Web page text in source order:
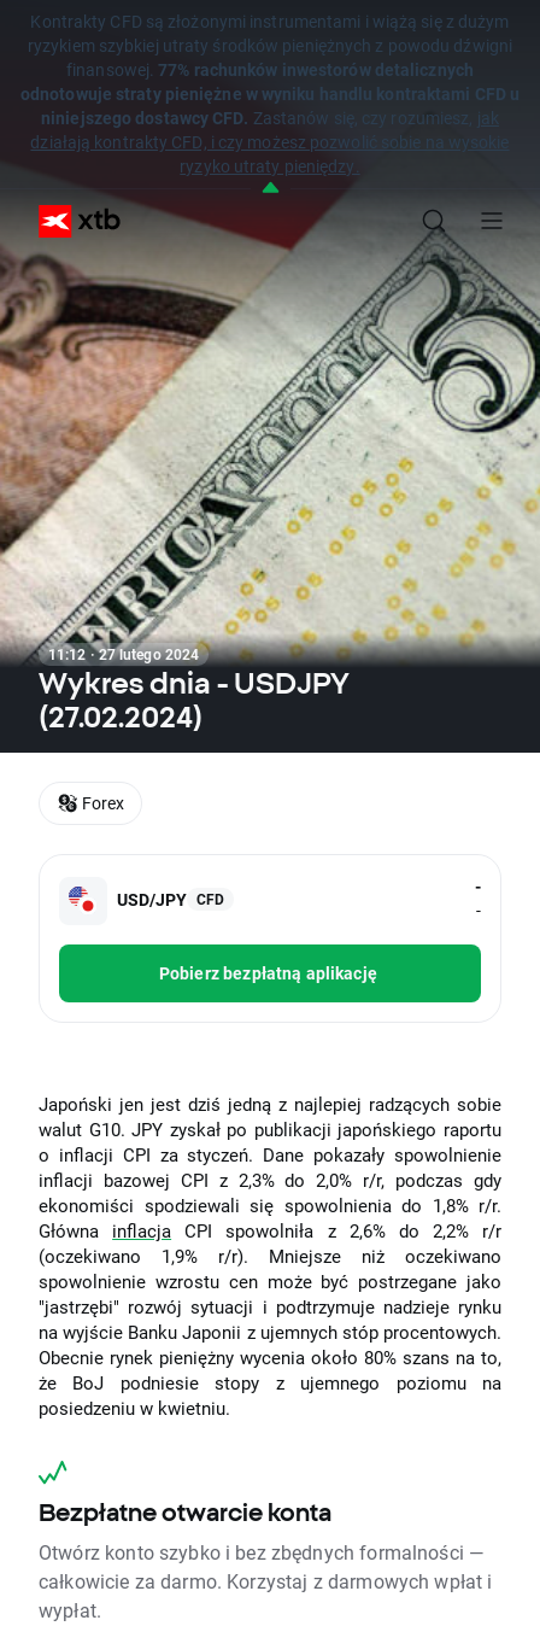
Kontrakty CFD są złożonymi instrumentami i wiążą się z dużym
ryzykiem szybkiej utraty środków pieniężnych z powodu dźwigni
finansowej.77% rachunków inwestorów detalicznych
odnotowuje straty pieniężne w wyniku handlu kontraktami CFD u
niniejszego dostawcy CFD. Zastanów się, czy rozumiesz, jak
działają kontrakty CFD, i czy możesz pozwolić sobie na wysokie
ryzyko utraty pieniędzy.
11:12 · 27 lutego 2024
Wykres dnia - USDJPY
(27.02.2024)
USD/JPY CFD
-
-
Pobierz bezpłatną aplikację
Japoński jen jest dziś jedną z najlepiej radzących sobie
walut G10. JPY zyskał po publikacji japońskiego raportu
o inflacji CPI za styczeń. Dane pokazały spowolnienie
inflacji bazowej CPI z 2,3% do 2,0% r/r, podczas gdy
ekonomiści spodziewali się spowolnienia do 1,8% r/r.
Główna inflacja CPI spowolniła z 2,6% do 2,2% r/r
(oczekiwano 1,9% r/r). Mniejsze niż oczekiwano
spowolnienie wzrostu cen może być postrzegane jako
"jastrzębi" rozwój sytuacji i podtrzymuje nadzieje rynku
na wyjście Banku Japonii z ujemnych stóp procentowych.
Obecnie rynek pieniężny wycenia około 80% szans na to,
że BoJ podniesie stopy z ujemnego poziomu na
posiedzeniu w kwietniu.
Bezpłatne otwarcie konta
Otwórz konto szybko i bez zbędnych formalności —
całkowicie za darmo. Korzystaj z darmowych wpłat i
wypłat.
Forex